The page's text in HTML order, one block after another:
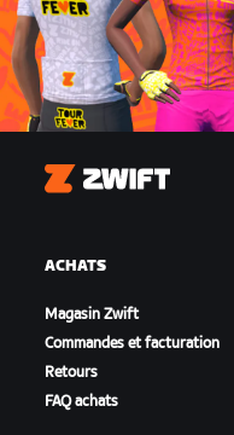
Zwift
ACHATS
Magasin Zwift
Commandes et facturation
Retours
FAQ achats